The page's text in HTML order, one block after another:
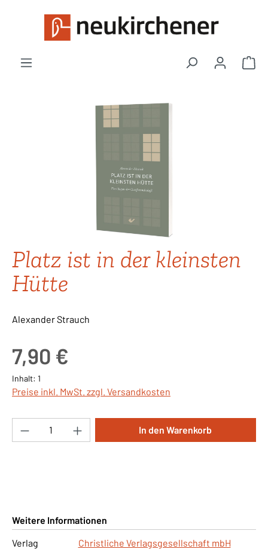
Zum Hauptinhalt springen
Bildergalerie überspringen
Platz ist in der kleinsten
Hütte
Alexander Strauch
7,90 €
Inhalt: 1
Preise inkl. MwSt. zzgl. Versandkosten
Produkt Anzahl: Gib den gewünschten
In den Warenkorb
Weitere Informationen
Verlag
Christliche Verlagsgesellschaft mbH